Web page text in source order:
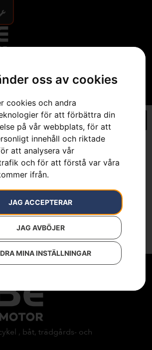
oss av cookies
cookies och andra
för att förbättra din
på vår webbplats, för att
innehåll och riktade
att analysera vår
och för att förstå var våra
ifrån.
JAG ACCEPTERAR
JAG AVBÖJER
MINA INSTÄLLNINGAR
0
, båt, trädgårds- och